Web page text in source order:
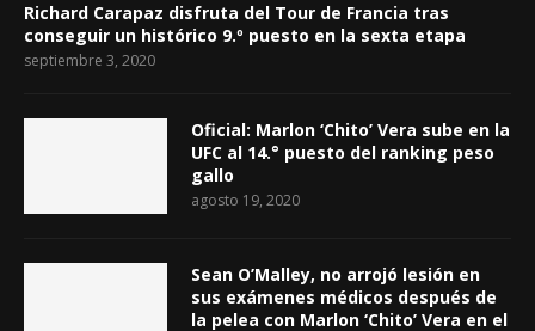
Richard Carapaz disfruta del Tour de Francia tras
conseguir un histórico 9.º puesto en la sexta etapa
septiembre 3, 2020
Oficial: Marlon ‘Chito’ Vera sube en la
UFC al 14.° puesto del ranking peso
gallo
agosto 19, 2020
Sean O’Malley, no arrojó lesión en
sus exámenes médicos después de
la pelea con Marlon ‘Chito’ Vera en el